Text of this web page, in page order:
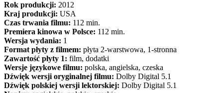
Rok produkcji: 2012
Kraj produkcji: USA
Czas trwania filmu: 112 min.
Premiera kinowa w Polsce: 112 min.
Wersja wydania: 1
Format płyty z filmem: płyta 2-warstwowa, 1-stronna
Zawartość płyty 1: film, dodatki
Wersje językowe filmu: polska, angielska, czeska
Dźwięk wersji oryginalnej filmu: Dolby Digital 5.1
Dźwięk polskiej wersji lektorskiej: Dolby Digital 5.1